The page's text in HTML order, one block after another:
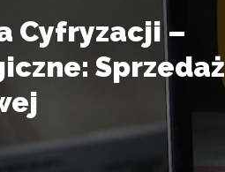
Cyfryzacji –
Sprzedaż